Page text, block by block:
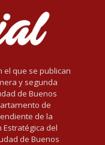
el que se publican
y segunda
de Buenos
de
de la
Estratégica del
de Buenos